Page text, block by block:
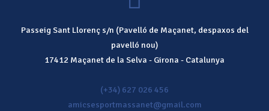
Passeig Sant Llorenç s/n (Pavelló de Maçanet, despaxos del
pavelló nou)
17412 Maçanet de la Selva - Girona - Catalunya
(+34) 627 026 456
amicsesportmassanet@gmail.com